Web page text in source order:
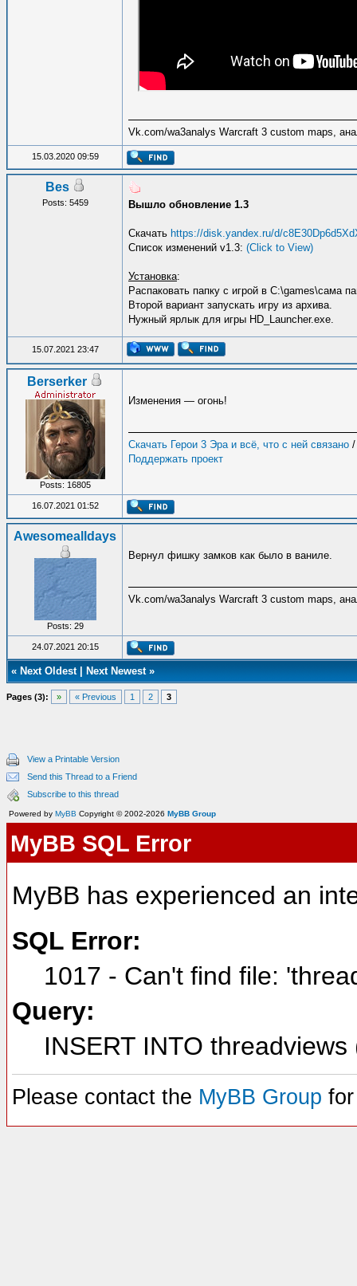
Vk.com/wa3analys Warcraft 3 custom maps,
15.03.2020 09:59
Bes
Posts: 5459 Вышло обновление 1.3
Скачать https://disk.yandex.ru/d/
Список изменений v1.3: (Click to View)
Установка:
Распаковать папку с игрой в C:\games\сама
Второй вариант запускать игру из архива.
Нужный ярлык для игры HD_Launcher.exe.
15.07.2021 23:47
Berserker
Posts: 16805
Изменения — огонь!
Скачать Герои 3 Эра и всё, что с ней связано
Поддержать проект
16.07.2021 01:52
Awesomealldays
Posts: 29
Вернул фишку замков как было в ваниле.
Vk.com/wa3analys Warcraft 3 custom maps,
24.07.2021 20:15
« Next Oldest| Next Newest»
Pages (3): » « Previous 1 2 3
View a Printable Version
Send this Thread to a Friend
Subscribe to this thread
Powered by MyBB Copyright © 2002-2026 MyBB Group
MyBB SQL Error
MyBB has experienced an
SQL Error:
1017 - Can't find file:
Query:
INSERT INTO
Please contact the MyBB Group